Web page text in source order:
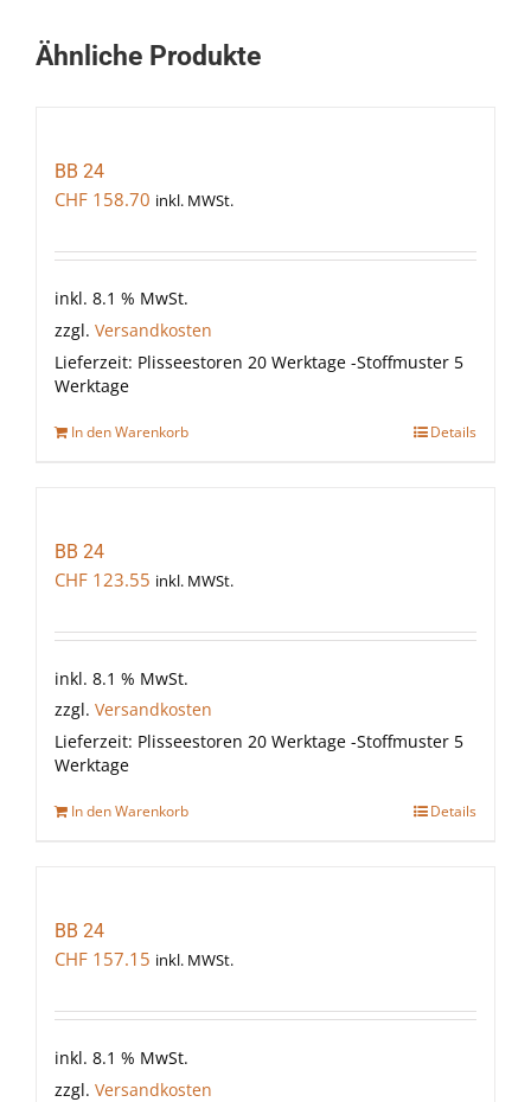
Ähnliche Produkte
BB 24
CHF 158.70 inkl. MWSt.
inkl. 8.1 % MwSt.
zzgl. Versandkosten
Lieferzeit: Plisseestoren 20 Werktage -Stoffmuster 5
Werktage
In den Warenkorb Details
BB 24
CHF 123.55 inkl. MWSt.
inkl. 8.1 % MwSt.
zzgl. Versandkosten
Lieferzeit: Plisseestoren 20 Werktage -Stoffmuster 5
Werktage
In den Warenkorb Details
BB 24
CHF 157.15 inkl. MWSt.
inkl. 8.1 % MwSt.
zzgl. Versandkosten